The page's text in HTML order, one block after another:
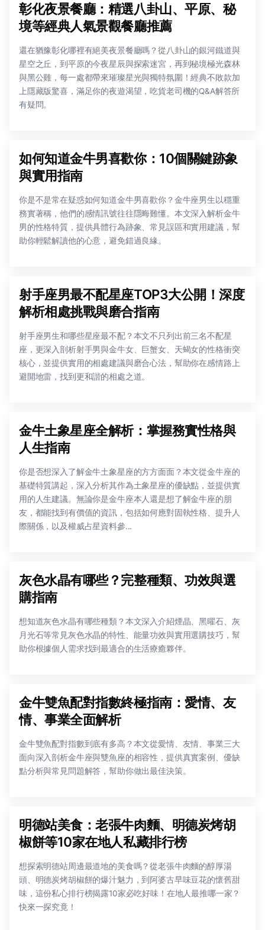
彰化夜景餐廳：精選八卦山、平原、秘
境等經典人氣景觀餐廳推薦
還在猶豫彰化哪裡有絕美夜景餐廳嗎？從八卦山的銀河鐵道與
星空之丘，到平原的今夜星辰與探索迷宮，再到秘境極光森林
與黑公雞，每一處都帶來璀璨星光與獨特氛圍！經典不敗款加
上隱藏版驚喜，滿足你的夜遊渴望，吃貨老司機的Q&A解答所
有疑問。
如何知道金牛男喜歡你：10個關鍵跡象
與實用指南
你是不是常在疑惑如何知道金牛男喜歡你？金牛座男生以穩重
務實著稱，他們的感情訊號往往隱晦難懂。本文深入解析金牛
男的性格特質，提供具體行為跡象、常見誤區和實用建議，幫
助你輕鬆解讀他的心意，避免錯過良緣。
射手座男最不配星座TOP3大公開！深度
解析相處挑戰與磨合指南
射手座男生和哪些星座最不配？本文不只列出前三名不配星
座，更深入剖析射手男與金牛女、巨蟹女、天蝎女的性格衝突
核心，並提供實用的相處建議與磨合心法，幫助你在感情路上
避開地雷，找到更和諧的相處之道。
金牛土象星座全解析：掌握務實性格與
人生指南
你是否想深入了解金牛土象星座的方方面面？本文從金牛座的
基礎特質講起，深入分析其作為土象星座的優缺點，並提供實
用的人生建議。無論你是金牛座本人還是想了解金牛座的朋
友，都能找到有價值的資訊，包括如何應對固執性格、提升人
際關係，以及權威占星資料參...
灰色水晶有哪些？完整種類、功效與選
購指南
想知道灰色水晶有哪些種類？本文深入介紹煙晶、黑曜石、灰
月光石等常見灰色水晶的特性、能量功效與實用選購技巧，幫
助你根據個人需求找到最適合的生活療癒夥伴。
金牛雙魚配對指數終極指南：愛情、友
情、事業全面解析
金牛雙魚配對指數到底有多高？本文從愛情、友情、事業三大
面向深入剖析金牛座與雙魚座的相容性，提供真實案例、優缺
點分析與常見問題解答，幫助你做出最佳決策。
明德站美食：老張牛肉麵、明德炭烤胡
椒餅等10家在地人私藏排行榜
想探索明德站周邊最道地的美食嗎？從老張牛肉麵的醇厚湯
頭、明德炭烤胡椒餅的爆汁魅力，到阿婆古早味豆花的懷舊甜
味，這份私心排行榜揭露10家必吃好味！在地人最推哪一家？
快來一探究竟！